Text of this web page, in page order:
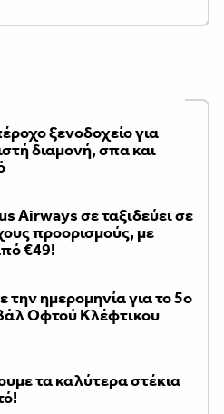
ξενοδοχείο για
διαμονή, σπα και
Airways σε ταξιδεύει σε
προορισμούς, με
€49!
την ημερομηνία για το 5ο
Οφτού Κλέφτικου
τα καλύτερα στέκια